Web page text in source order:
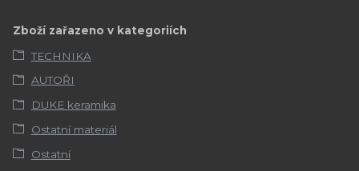
Zboží zařazeno v kategoriích
TECHNIKA
AUTOŘI
DUKE keramika
Ostatní materiál
Ostatní